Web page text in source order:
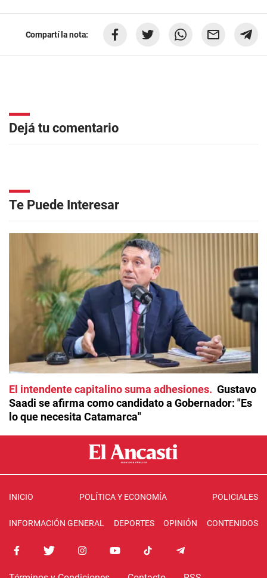
Compartí la nota:
Dejá tu comentario
Te Puede Interesar
El intendente capitalino suma adhesiones
Gustavo
Saadi se afirma como candidato a Gobernador: "Es
lo que necesita Catamarca"
INICIO POLÍTICA Y ECONOMÍA POLICIALES
INFORMACIÓN GENERAL DEPORTES OPINIÓN CONTENIDOS